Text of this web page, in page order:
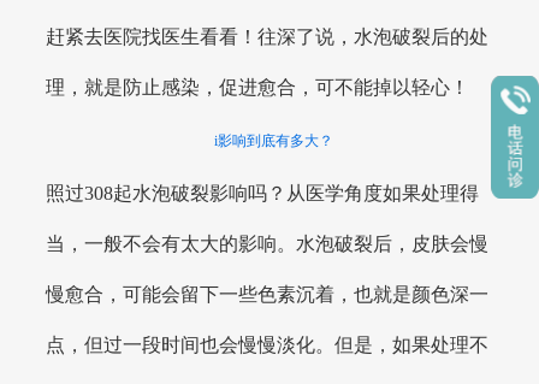
赶紧去医院找医生看看！往深了说，水泡破裂后的处
理，就是防止感染，促进愈合，可不能掉以轻心！
i影响到底有多大？
照过308起水泡破裂影响吗？从医学角度如果处理得
当，一般不会有太大的影响。水泡破裂后，皮肤会慢
慢愈合，可能会留下一些色素沉着，也就是颜色深一
点，但过一段时间也会慢慢淡化。但是，如果处理不